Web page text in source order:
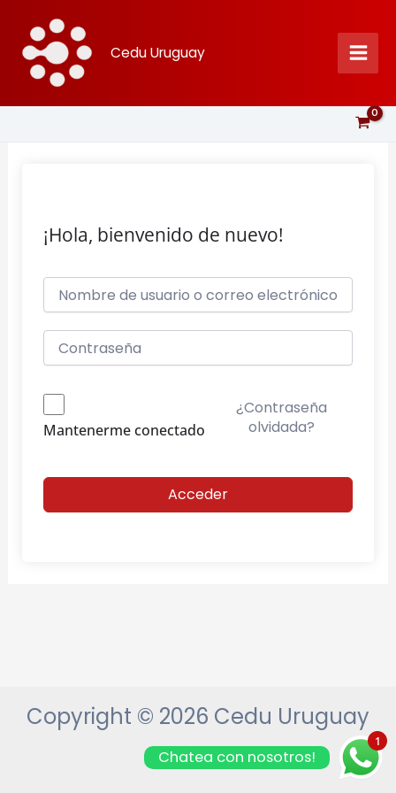
contenido
Cedu Uruguay
¡Hola, bienvenido de nuevo!
Mantenerme conectado
¿Contraseña
olvidada?
Acceder
Copyright © 2026 Cedu Uruguay
1
Chatea con nosotros!